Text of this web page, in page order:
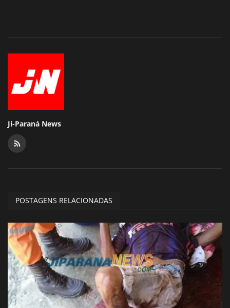
Ji-Paraná News
POSTAGENS RELACIONADAS